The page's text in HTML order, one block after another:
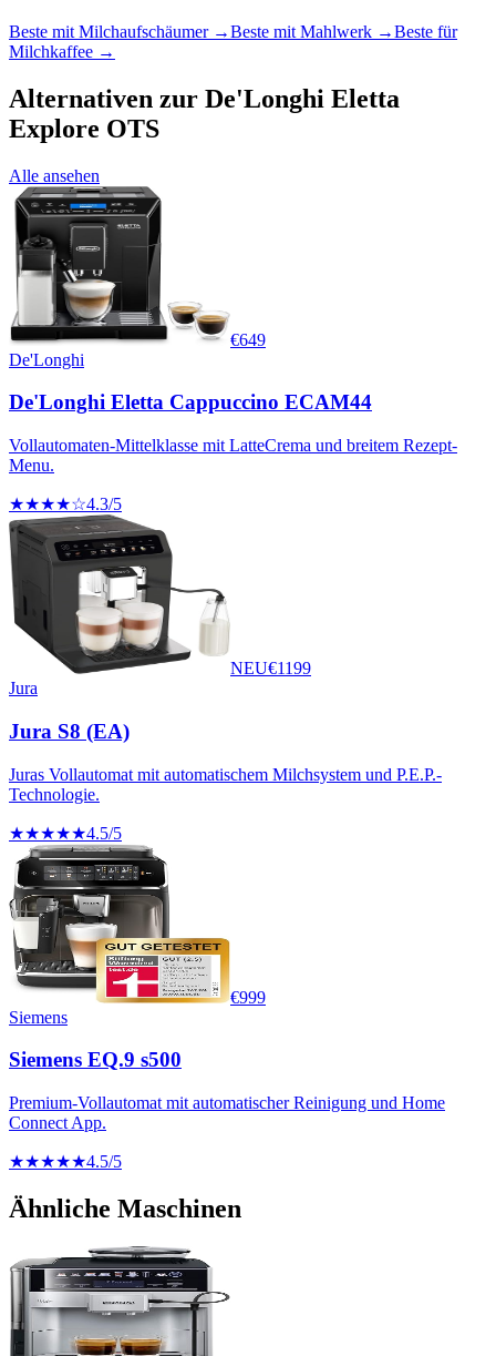
Beste mit Milchaufschäumer→Beste mit Mahlwerk →Beste für
Milchkaffee →
Alternativen zur De'Longhi Eletta
Explore OTS
Alle ansehen
€649
De'Longhi
De'Longhi Eletta Cappuccino ECAM44
Vollautomaten-Mittelklasse mit LatteCrema und breitem Rezept-
Menu.
★★★★☆4.3/5
NEU€1199
Jura
Jura S8 (EA)
Juras Vollautomat mit automatischem Milchsystem und P.E.P.-
Technologie.
★★★★★4.5/5
€999
Siemens
Siemens EQ.9 s500
Premium-Vollautomat mit automatischer Reinigung und Home
Connect App.
★★★★★4.5/5
Ähnliche Maschinen